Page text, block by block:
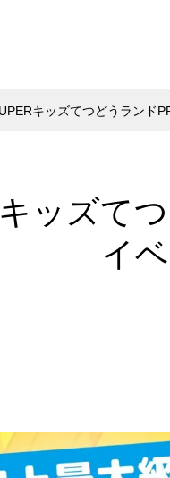
キッズてつどうランド
ッズて
イ